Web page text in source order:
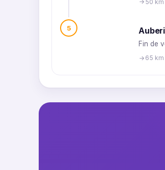
50
5
Fin de
65